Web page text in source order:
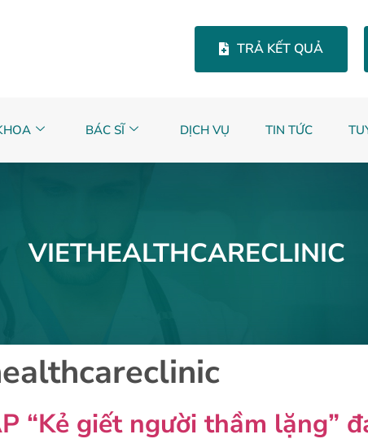
TRẢ KẾT QUẢ
BÁC SĨ DỊCH VỤ TIN TỨC
VIETHEALTHCARECLINIC
“Kẻ giết người thầm lặng”